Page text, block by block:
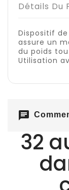
Détails Du
Dispositif
assure un
du poids
Utilisation
chat
32